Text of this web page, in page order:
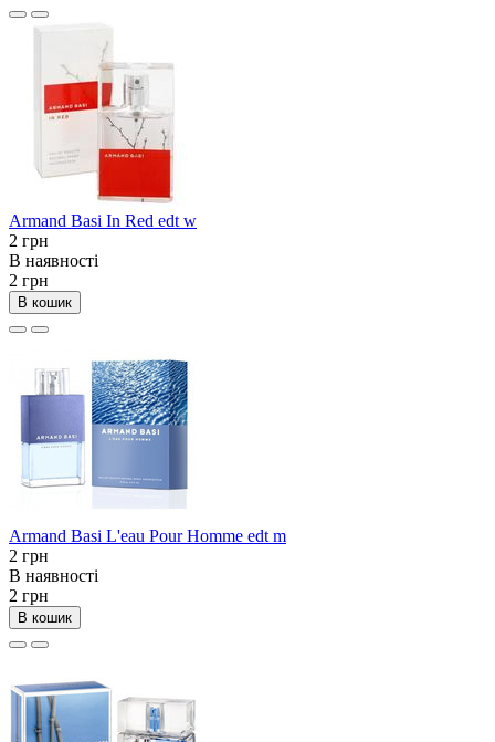
Armand Basi In Red edt w
2 грн
В наявності
2 грн
В кошик
Armand Basi L'eau Pour Homme edt m
2 грн
В наявності
2 грн
В кошик